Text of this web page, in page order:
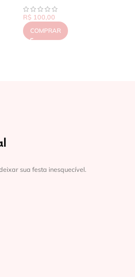
R$ 100,00
COMPRAR
sua festa inesquecível.